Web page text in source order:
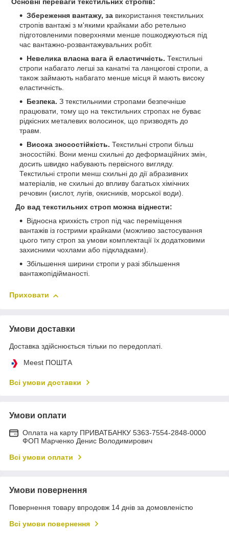
Основні переваги текстильних стропів:
Збереження вантажу, за використання текстильних
стропів вантажі з м'якими крайками або ретельно
підготовленими поверхнями менше пошкоджуються під
час вантажно-розвантажувальних робіт.
Невелика власна вага й еластичність. Текстильні
стропи набагато легші за канатні та ланцюгові стропи, а
також займають набагато менше місця й мають високу
еластичність.
Безпека. З текстильними стропами безпечніше
працювати, тому що на текстильних стропах не буває
рідкісних металевих волосинок, що призводять до
травм.
Висока зносостійкість. Текстильні стропи більш
зносостійкі. Вони менш схильні до деформаційних змін,
досить швидко набувають первісного вигляду.
Текстильні стропи менш схильні до дії абразивних
матеріалів, не схильні до впливу багатьох хімічних
речовин (кислот, лугів, окисників, морської води).
До вад текстильних строп можна віднести:
Відносна крихкість строп під час переміщення
вантажів із гострими крайками (можливо застосування
цього типу строп за умови комплектації їх додатковими
захисними чохлами або підкладками).
Збільшення ширини стропи у разі збільшення
вантажопідійманості.
Приховати
Умови доставки
Доставка здійснюється тільки по передоплаті.
Meest ПОШТА
Всі умови доставки
Умови оплати
Оплата на карту ПРИВАТБАНКУ 5363-7554-2848-0000
ФОП Марченко Денис Володимирович
Всі умови оплати
Умови повернення
Повернення товару впродовж 14 днів за домовленістю
Всі умови повернення